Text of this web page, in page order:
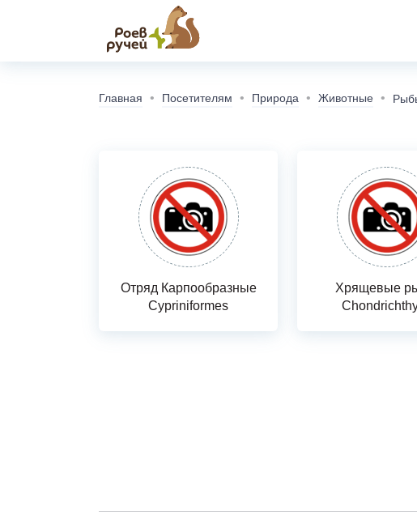
Главная Посетителям Природа Животные
Отряд Карпообразные
Cypriniformes
Хрящевые